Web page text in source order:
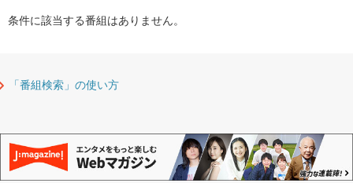
条件に該当する番組はありません。
「番組検索」の使い方